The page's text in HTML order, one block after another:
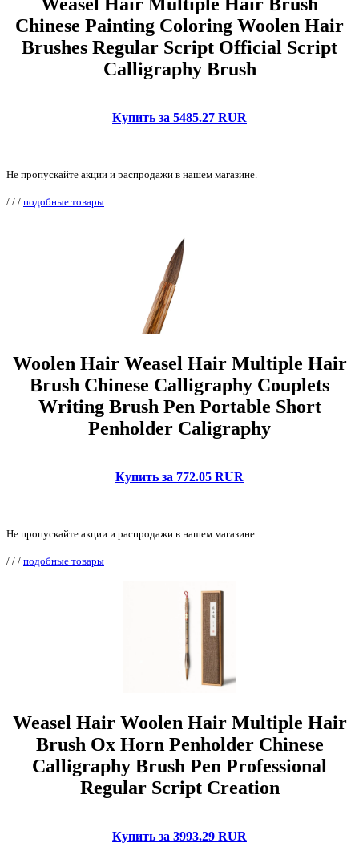
Weasel Hair Multiple Hair Brush
Chinese Painting Coloring Woolen Hair
Brushes Regular Script Official Script
Calligraphy Brush
Купить за 5485.27 RUR
Не пропускайте акции и распродажи в нашем магазине.
/ / / подобные товары
Woolen Hair Weasel Hair Multiple Hair
Brush Chinese Calligraphy Couplets
Writing Brush Pen Portable Short
Penholder Caligraphy
Купить за 772.05 RUR
Не пропускайте акции и распродажи в нашем магазине.
/ / / подобные товары
Weasel Hair Woolen Hair Multiple Hair
Brush Ox Horn Penholder Chinese
Calligraphy Brush Pen Professional
Regular Script Creation
Купить за 3993.29 RUR